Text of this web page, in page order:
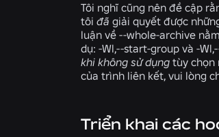
Tôi nghĩ cũng nên đề cập
tôi đã giải quyết được
luận về --whole-archive
dụ: -Wl,--start-group và -
khi không sử dụng tùy chọn
của trình liên kết, vui lòng
Triển khai các